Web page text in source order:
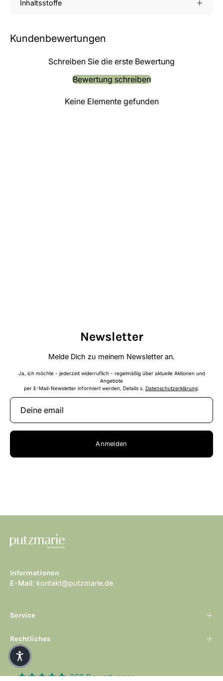
Inhaltsstoffe
Kundenbewertungen
Schreiben Sie die erste Bewertung
Bewertung schreiben
Keine Elemente gefunden
Newsletter
Melde Dich zu meinem Newsletter an.
Ja, ich möchte - jederzeit widerruflich - regelmäßig über aktuelle Aktionen und
Angebote
per E-Mail-Newsletter informiert werden, Details s. Datenschutzerklärung.
Anmelden
Informationen
E-Mail: kontakt@putzmarie.de
Service
Rechtliches
250 Bewertungen